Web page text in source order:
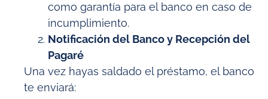
como garantía para el banco en caso de
incumplimiento.
Notificación del Banco y Recepción del
Pagaré
Una vez hayas saldado el préstamo, el banco
te enviará: